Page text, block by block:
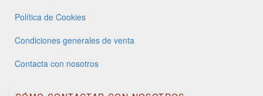
Política de Cookies
Condiciones generales de venta
Contacta con nosotros